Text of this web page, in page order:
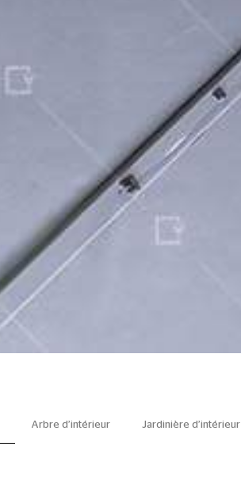
Arbre d’intérieur Jardinière d’intérieur